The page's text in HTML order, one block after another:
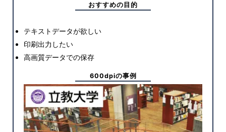
おすすめの目的
テキストデータが欲しい
印刷出力したい
高画質データでの保存
600dpiの事例